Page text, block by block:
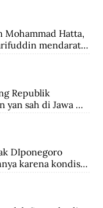
Mohammad Hatta,
mendarat
Mereka disertai
wartawan
Republik
yan sah di Jawa
yang berlalu
DIponegoro
karena kondisi
perang yang